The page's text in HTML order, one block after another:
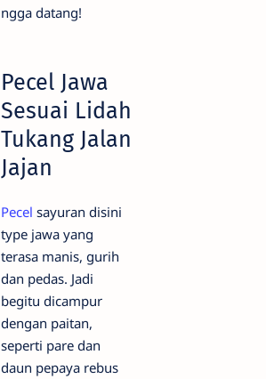
ngga datang!
Pecel Jawa
Sesuai Lidah
Tukang Jalan
Jajan
Pecel sayuran disini
type jawa yang
terasa manis, gurih
dan pedas. Jadi
begitu dicampur
dengan paitan,
seperti pare dan
daun pepaya rebus